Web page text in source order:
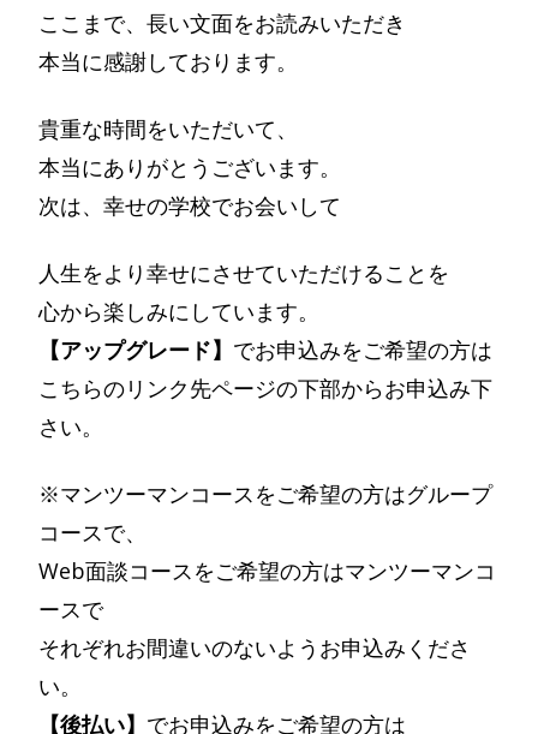
ここまで、長い文面をお読みいただき
本当に感謝しております。
貴重な時間をいただいて、
本当にありがとうございます。
次は、幸せの学校でお会いして
人生をより幸せにさせていただけることを
心から楽しみにしています。
【アップグレード】 でお申込みをご希望の方は
こちらのリンク先ページの下部からお申込み下
さい。
※マンツーマンコースをご希望の方はグループ
コースで、
Web面談コースをご希望の方はマンツーマンコ
ースで
それぞれお間違いのないようお申込みくださ
い。
【後払い】 でお申込みをご希望の方は